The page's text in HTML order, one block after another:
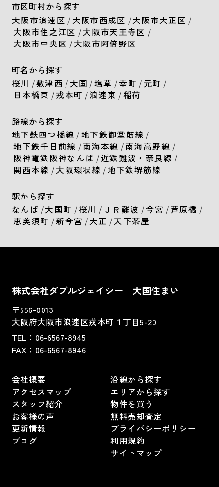
市区町村から探す
大阪市浪速区 / 大阪市西成区 /大阪市大正区 /
大阪市住之江区 /大阪市天王寺区 /
大阪市中央区 /大阪市阿倍野区
町名から探す
桜川 /敷津西 / 大国 /塩草 /幸町 / 元町 /
日本橋東 /戎本町 / 浪速東 /稲荷
路線から探す
地下鉄四つ橋線 /地下鉄御堂筋線 /
地下鉄千日前線 /南海本線 /南海高野線 /
阪神電鉄阪神なんば /近鉄難波・奈良線 /
関西本線 /大阪環状線 /地下鉄堺筋線
駅から探す
なんば /大国町 /桜川 / ＪＲ難波 /今宮 / 芦原橋 /
恵美須町 /新今宮 / 大正 /天下茶屋
株式会社ダブルジェイシー 大国住まい
〒556-0013
大阪府大阪市浪速区戎本町１丁目5-20
TEL： 06-6567-8945
FAX：06-6567-8946
会社概要
アクセスマップ
スタッフ紹介
お客様の声
更新情報
ブログ
沿線から探す
エリアから探す
物件を買う
無料売却査定
プライバシーポリシー
利用規約
サイトマップ